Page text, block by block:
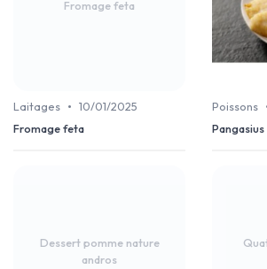
Fromage feta
Laitages • 10/01/2025
Fromage feta
Poissons
Pangasius
Dessert pomme nature
andros